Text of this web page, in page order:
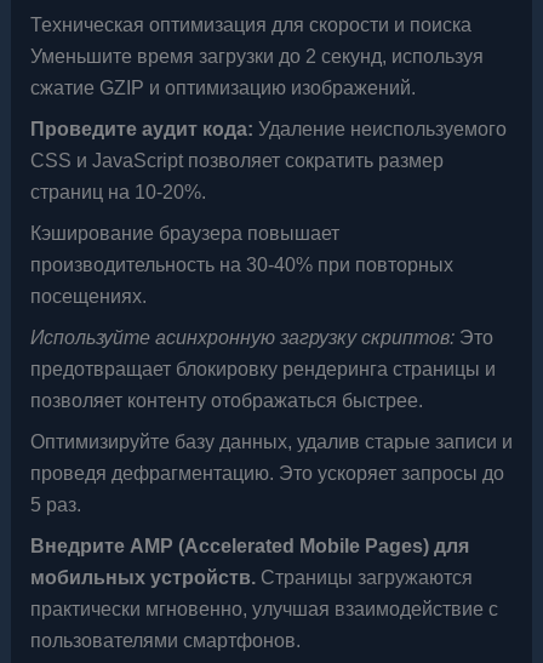
Техническая оптимизация для скорости и поиска
Уменьшите время загрузки до 2 секунд, используя
сжатие GZIP и оптимизацию изображений.
Проведите аудит кода: Удаление неиспользуемого
CSS и JavaScript позволяет сократить размер
страниц на 10-20%.
Кэширование браузера повышает
производительность на 30-40% при повторных
посещениях.
Используйте асинхронную загрузку скриптов:Это
предотвращает блокировку рендеринга страницы и
позволяет контенту отображаться быстрее.
Оптимизируйте базу данных, удалив старые записи и
проведя дефрагментацию. Это ускоряет запросы до
5 раз.
Внедрите AMP (Accelerated Mobile Pages) для
мобильных устройств.Страницы загружаются
практически мгновенно, улучшая взаимодействие с
пользователями смартфонов.